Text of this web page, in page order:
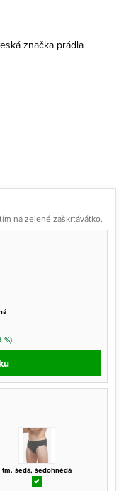
značka prádla
na zelené zaškrtávátko.
%)
tm. šedá, šedohnědá